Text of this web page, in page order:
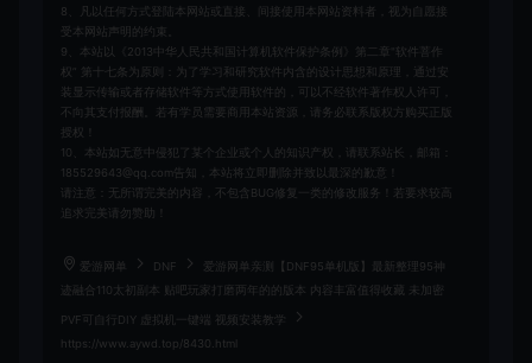
8、凡以任何方式登陆本网站或直接、间接使用本网站资料者，视为自愿接
受本网站声明的约束。
9、本站以《2013中华人民共和国计算机软件保护条例》第二章"软件菩作
权” 第十七条为原则：为了学习和研究软件内含的设计思想和原理，通过安
装显示传输或者存储软件等方式使用软件的，可以不经软件著作权人许可，
不向其支付报酬。若有学员需要商用本站资源，请务必联系版权方购买正版
授权！
10、本站如无意中侵犯了某个企业或个人的知识产权，请联系站长，邮箱：
185529643@qq.com告知，本站将立即删除并致以最深的歉意！
请注意：无所谓完美的内容，不包含BUG修复一类的修改服务！若要求较高
追求完美请勿赞助！
爱游网单 DNF
爱游网单亲测【DNF95单机版】最新整理95神
迹融合110太初副本 贴吧玩家打磨两年的的版本 内容丰富值得收藏 未加密
PVF可自行DIY 虚拟机一键端 视频安装教学
https://www.aywd.top/8430.html